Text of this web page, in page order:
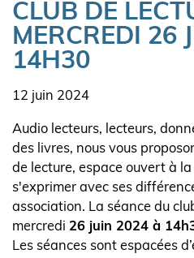
CLUB DE
MERCREDI 26
14H30
Date
12 juin 2024
Body
Audio lecteurs, lecteurs,
des livres, nous vous
de lecture, espace ouvert à
s'exprimer avec ses
association. La séance du
mercredi 26 juin 2024 à
Les séances sont espacées